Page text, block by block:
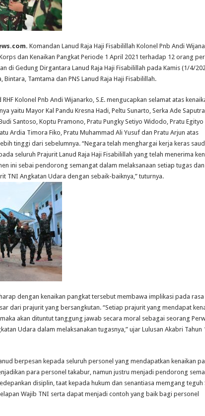
Komandan Lanud Raja Haji Fisabilillah Kolonel Pnb Andi
dan Kenaikan Pangkat Periode 1 April 2021 terhadap 12 orang
di Gedung Dirgantara Lanud Raja Haji Fisabilillah pada Kamis (1/4/
Tamtama dan PNS Lanud Raja Haji Fisabilillah.
Kolonel Pnb Andi Wijanarko, S.E. mengucapkan selamat atas
yaitu Mayor Kal Pandu Kresna Hadi, Peltu Sunarto, Serka Ade Saputra,
Santoso, Koptu Pramono, Pratu Pungky Setiyo Widodo, Pratu Egityo
Ardia Timora Fiko, Pratu Muhammad Ali Yusuf dan Pratu Arjun atas
tinggi dari sebelumnya. “Negara telah menghargai kerja keras
seluruh Prajurit Lanud Raja Haji Fisabilillah yang telah menerima
ini sebai pendorong semangat dalam melaksanaan setiap tugas dan
TNI Angkatan Udara dengan sebaik-baiknya,” tuturnya.
dengan kenaikan pangkat tersebut membawa implikasi pada rasa
dari prajurit yang bersangkutan. “Setiap prajurit yang mendapat
akan dituntut tanggung jawab secara moral sebagai seorang
Udara dalam melaksanakan tugasnya,” ujar Lulusan Akabri Tahun
berpesan kepada seluruh personel yang mendapatkan kenaikan
para personel takabur, namun justru menjadi pendorong
disiplin, taat kepada hukum dan senantiasa memgang teguh
Wajib TNI serta dapat menjadi contoh yang baik bagi personel